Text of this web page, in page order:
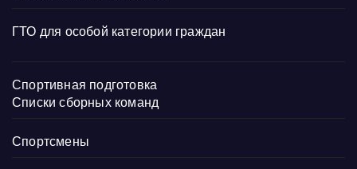
ГТО для особой категории граждан
Спортивная подготовка
Списки сборных команд
Спортсмены